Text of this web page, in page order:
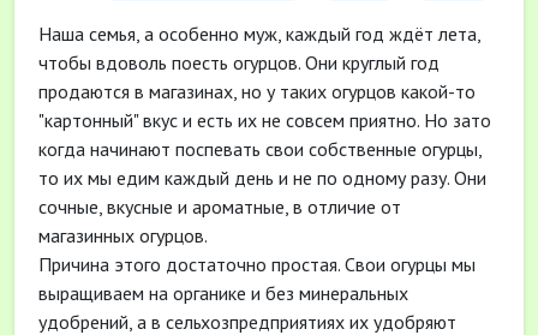
Наша семья, а особенно муж, каждый год ждёт лета,
чтобы вдоволь поесть огурцов. Они круглый год
продаются в магазинах, но у таких огурцов какой-то
"картонный" вкус и есть их не совсем приятно. Но зато
когда начинают поспевать свои собственные огурцы,
то их мы едим каждый день и не по одному разу. Они
сочные, вкусные и ароматные, в отличие от
магазинных огурцов.
Причина этого достаточно простая. Свои огурцы мы
выращиваем на органике и без минеральных
удобрений, а в сельхозпредприятиях их удобряют